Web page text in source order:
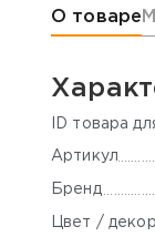
О товаре
ID товара
Артикул
Бренд
Цвет / декор